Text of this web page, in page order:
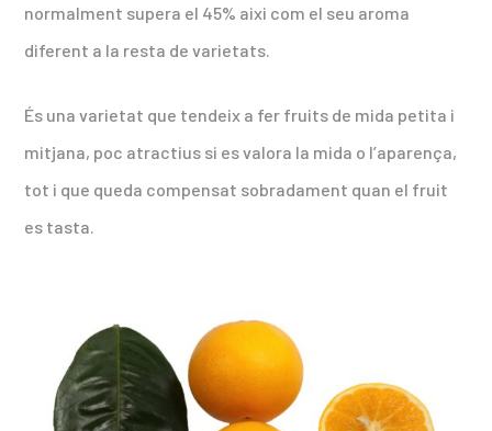
normalment supera el 45% aixi com el seu aroma
diferent a la resta de varietats.
És una varietat que tendeix a fer fruits de mida petita i
mitjana, poc atractius si es valora la mida o l’aparença,
tot i que queda compensat sobradament quan el fruit
es tasta.